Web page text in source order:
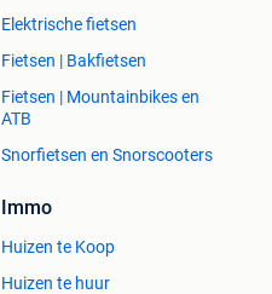
Elektrische fietsen
Fietsen | Bakfietsen
Fietsen | Mountainbikes en
ATB
Snorfietsen en Snorscooters
Immo
Huizen te Koop
Huizen te huur